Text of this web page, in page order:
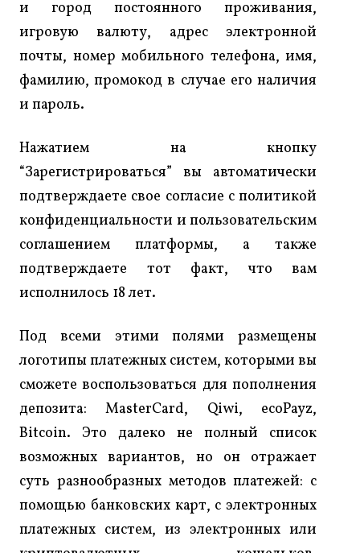
и город постоянного проживания,
игровую валюту, адрес электронной
почты, номер мобильного телефона, имя,
фамилию, промокод в случае его наличия
и пароль.
Нажатием на кнопку
“Зарегистрироваться” вы автоматически
подтверждаете свое согласие с политикой
конфиденциальности и пользовательским
соглашением платформы, а также
подтверждаете тот факт, что вам
исполнилось 18 лет.
Под всеми этими полями размещены
логотипы платежных систем, которыми вы
сможете воспользоваться для пополнения
депозита: MasterCard, Qiwi, ecoPayz,
Bitcoin. Это далеко не полный список
возможных вариантов, но он отражает
суть разнообразных методов платежей: с
помощью банковских карт, с электронных
платежных систем, из электронных или